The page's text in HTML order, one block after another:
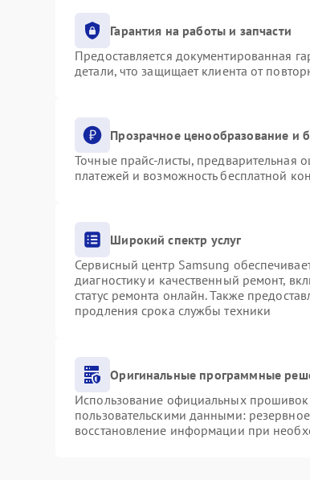
Гарантия на работы и запчасти
Предоставляется документированная
детали, что защищает клиента от
Прозрачное ценообразование и
Точные прайс-листы, предварительная
платежей и возможность бесплатной
Широкий спектр услуг
Сервисный центр Samsung
диагностику и качественный ремонт,
статус ремонта онлайн. Также
продления срока службы техники
Оригинальные программные
Использование официальных прошивок
пользовательскими данными:
восстановление информации при